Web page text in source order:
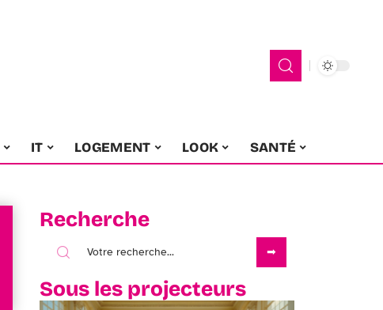
IT LOGEMENT LOOK SANTÉ
Recherche
Sous les projecteurs